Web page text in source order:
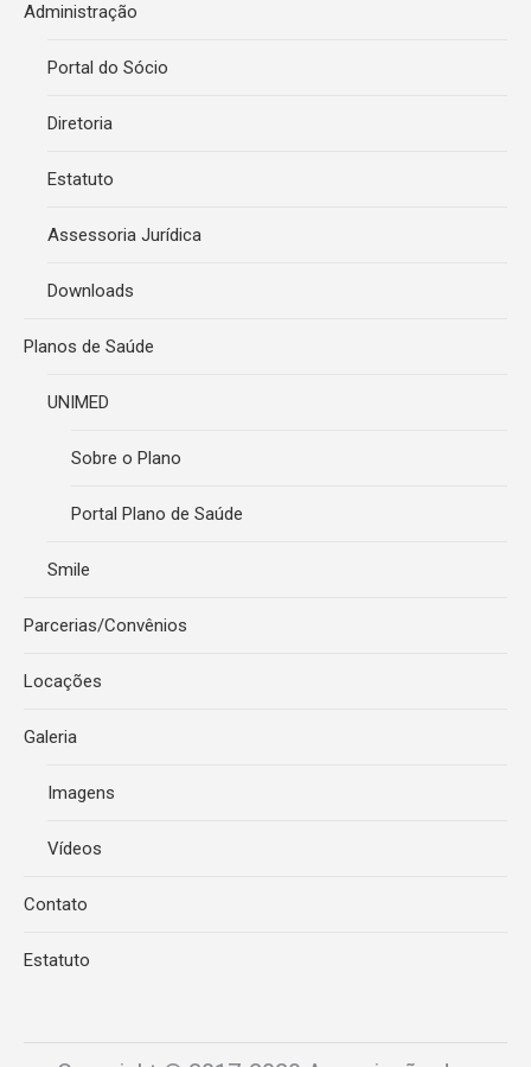
Administração
Portal do Sócio
Diretoria
Estatuto
Assessoria Jurídica
Downloads
Planos de Saúde
UNIMED
Sobre o Plano
Portal Plano de Saúde
Smile
Parcerias/Convênios
Locações
Galeria
Imagens
Vídeos
Contato
Estatuto